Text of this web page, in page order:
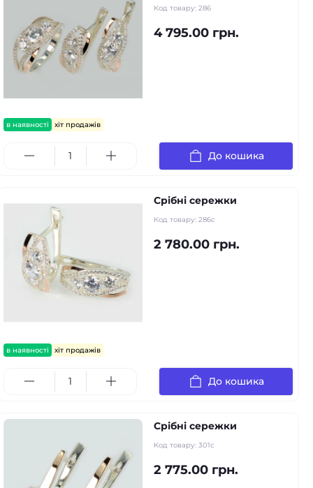
в наявності хіт продажів
Код товару: 286
4 795.00 грн.
До кошика
в наявності хіт продажів
Срібні сережки
Код товару: 286с
2 780.00 грн.
До кошика
Срібні сережки
Код товару: 301с
2 775.00 грн.